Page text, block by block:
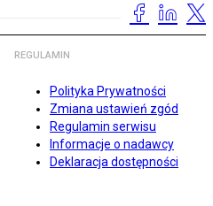
REGULAMIN
Polityka Prywatności
Zmiana ustawień zgód
Regulamin serwisu
Informacje o nadawcy
Deklaracja dostępności